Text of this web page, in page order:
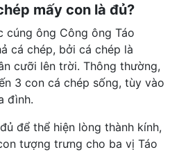
mấy con là đủ?
cúng ông Công ông Táo
cá chép, bởi cá chép là
cưỡi lên trời. Thông thường,
3 con cá chép sống, tùy vào
đình.
để thể hiện lòng thành kính,
tượng trưng cho ba vị Táo